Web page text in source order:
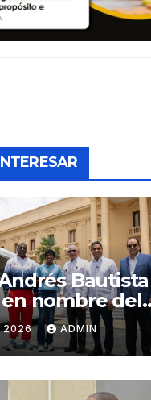
Bautista
nombre del
Luis
la Fundación
por la
2026 ADMIN